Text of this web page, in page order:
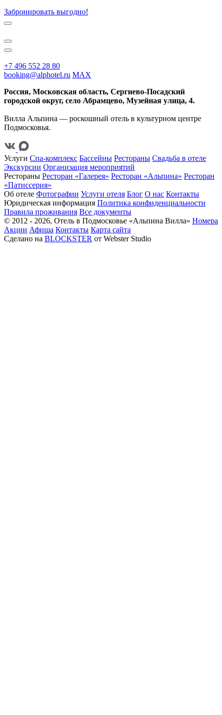
Забронировать выгодно!
+7 496 552 28 80
booking@alphotel.ru MAX
Россия, Московская область, Сергиево-Посадский
городской округ, село Абрамцево, Музейная улица, 4.
Вилла Альпина — роскошный отель в культурном центре
Подмосковья.
Услуги Спа-комплекс Бассейны Рестораны Свадьба в отеле
Экскурсии Организация мероприятий
Рестораны Ресторан «Галерея» Ресторан «Альпина» Ресторан
«Патиссерия»
Об отеле Фотографии Услуги отеля Блог О нас Контакты
Юридическая информация Политика конфиденциальности
Правила проживания Все документы
© 2012 - 2026, Отель в Подмосковье «Альпина Вилла» Номера
Акции Афиша Контакты Карта сайта
Сделано на BLOCKSTER от Webster Studio